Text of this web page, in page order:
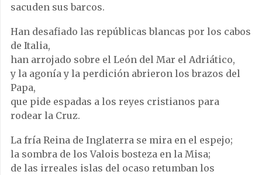
sacuden sus barcos.
Han desafiado las repúblicas blancas por los cabos
de Italia,
han arrojado sobre el León del Mar el Adriático,
y la agonía y la perdición abrieron los brazos del
Papa,
que pide espadas a los reyes cristianos para
rodear la Cruz.
La fría Reina de Inglaterra se mira en el espejo;
la sombra de los Valois bosteza en la Misa;
de las irreales islas del ocaso retumban los